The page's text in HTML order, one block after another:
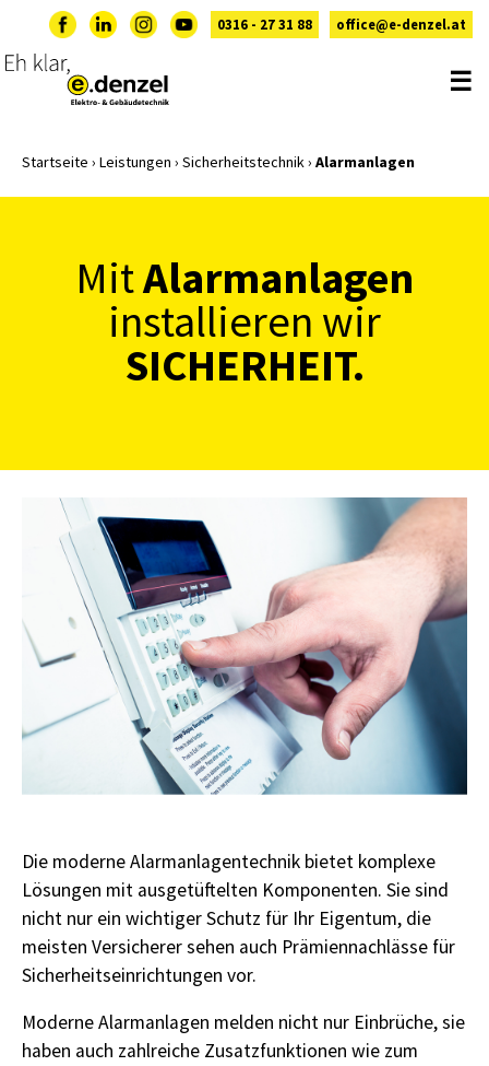
0316 - 27 31 88 office@e-denzel.at
☰
Startseite › Leistungen › Sicherheitstechnik› Alarmanlagen
MitAlarmanlagen
installieren wir
SICHERHEIT.
Die moderne Alarmanlagentechnik bietet komplexe
Lösungen mit ausgetüftelten Komponenten. Sie sind
nicht nur ein wichtiger Schutz für Ihr Eigentum, die
meisten Versicherer sehen auch Prämiennachlässe für
Sicherheitseinrichtungen vor.
Moderne Alarmanlagen melden nicht nur Einbrüche, sie
haben auch zahlreiche Zusatzfunktionen wie zum